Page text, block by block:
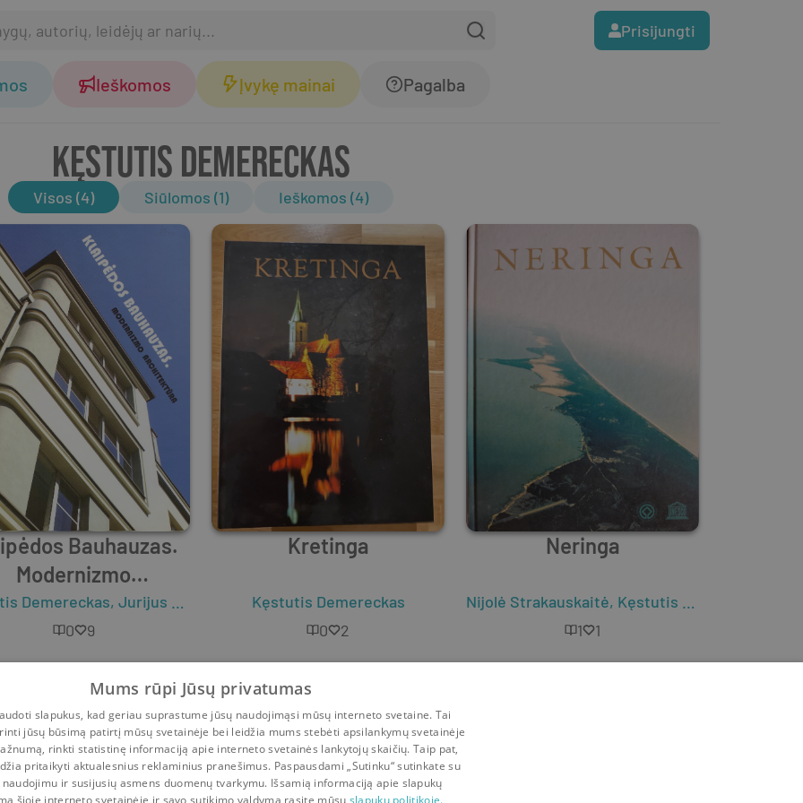
Prisijungti
Ieškomos Įvykę mainai Pagalba
KĘSTUTIS DEMERECKAS
Visos (4) Siūlomos (1) Ieškomos (4)
Bauhauzas.
Modernizmo
architektūra
Demereckas, Jurijus Bachitovas
0
9
Kretinga
Kęstutis Demereckas
0
2
Neringa
Nijolė Strakauskaitė, Kęstutis Demereckas
1
1
Mums rūpi Jūsų privatumas
slapukus, kad geriau suprastume jūsų naudojimąsi mūsų interneto svetaine. Tai
jūsų būsimą patirtį mūsų svetainėje bei leidžia mums stebėti apsilankymų svetainėje
rinkti statistinę informaciją apie interneto svetainės lankytojų skaičių. Taip pat,
pritaikyti aktualesnius reklaminius pranešimus. Paspausdami „Sutinku“ sutinkate su
ir susijusių asmens duomenų tvarkymu. Išsamią informaciją apie slapukų
šioje interneto svetainėje ir savo sutikimo valdymą rasite mūsų slapukų politikoje.